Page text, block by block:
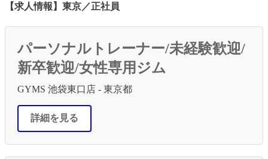
【求人情報】東京／正社員
パーソナルトレーナー/未経験歓迎/
新卒歓迎/女性専用ジム
GYMS 池袋東口店 - 東京都
詳細を見る